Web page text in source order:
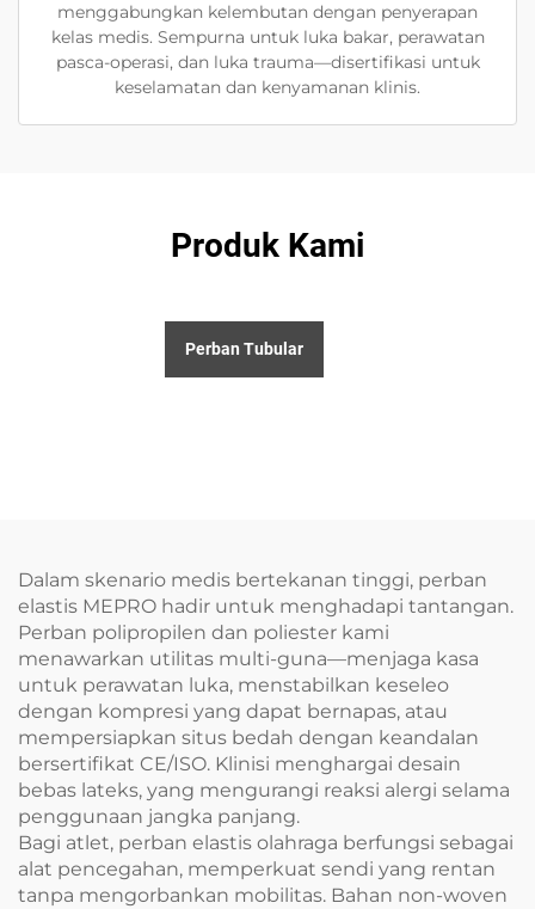
menggabungkan kelembutan dengan penyerapan
kelas medis. Sempurna untuk luka bakar, perawatan
pasca-operasi, dan luka trauma—disertifikasi untuk
keselamatan dan kenyamanan klinis.
Produk Kami
Perban Tubular
Dalam skenario medis bertekanan tinggi, perban
elastis MEPRO hadir untuk menghadapi tantangan.
Perban polipropilen dan poliester kami
menawarkan utilitas multi-guna—menjaga kasa
untuk perawatan luka, menstabilkan keseleo
dengan kompresi yang dapat bernapas, atau
mempersiapkan situs bedah dengan keandalan
bersertifikat CE/ISO. Klinisi menghargai desain
bebas lateks, yang mengurangi reaksi alergi selama
penggunaan jangka panjang.
Bagi atlet, perban elastis olahraga berfungsi sebagai
alat pencegahan, memperkuat sendi yang rentan
tanpa mengorbankan mobilitas. Bahan non-woven